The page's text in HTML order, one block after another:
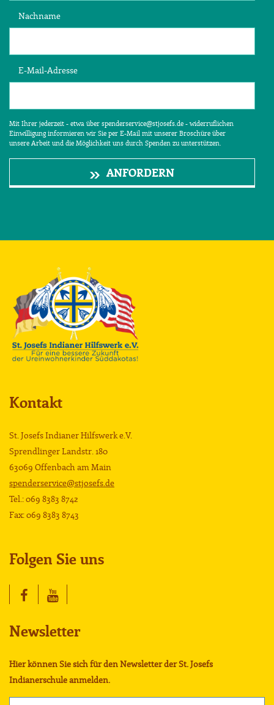
Nachname
E-Mail-Adresse
Mit Ihrer jederzeit - etwa über spenderservice@stjosefs.de - widerruflichen
Einwilligung informieren wir Sie per E-Mail mit unserer Broschüre über
unsere Arbeit und die Möglichkeit uns durch Spenden zu unterstützen.
ANFORDERN
Kontakt
St. Josefs Indianer Hilfswerk e.V.
Sprendlinger Landstr. 180
63069 Offenbach am Main
spenderservice@stjosefs.de
Tel.: 069 8383 8742
Fax: 069 8383 8743
Folgen Sie uns
Newsletter
Hier können Sie sich für den Newsletter der St. Josefs
Indianerschule anmelden.